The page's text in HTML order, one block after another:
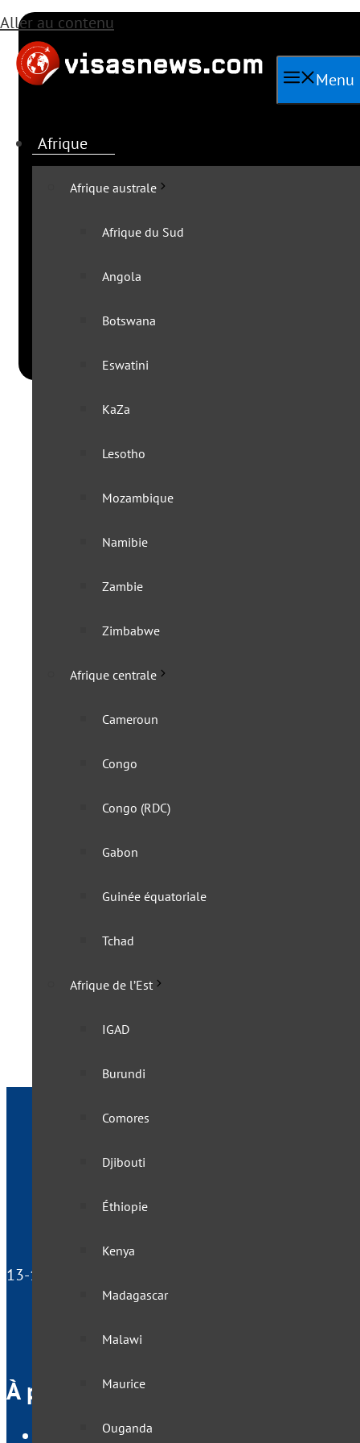
Aller au contenu
Menu
Afrique
Afrique australe
Afrique du Sud
Angola
Botswana
Eswatini
KaZa
Lesotho
Mozambique
Namibie
Zambie
Zimbabwe
Afrique centrale
Cameroun
Congo
Congo (RDC)
Gabon
Guinée équatoriale
Tchad
Afrique de l’Est
IGAD
Burundi
Comores
Djibouti
Éthiopie
Kenya
Madagascar
Malawi
Maurice
Ouganda
aux Français
10 août 2023
13-15 rue du Docteur Laurent, 75013 Paris - France
À propos de VisasNews
Qui sommes nous ?